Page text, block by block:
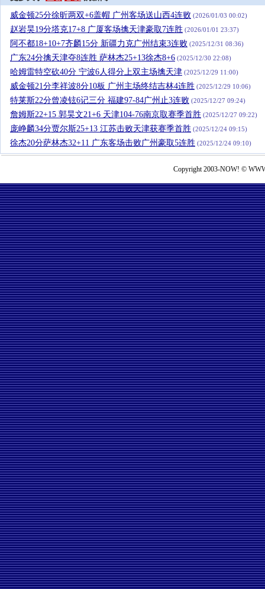
威金顿25分徐昕两双+6盖帽 广州客场送山西4连败 (2026/01/03 00:02)
赵岩昊19分塔克17+8 广厦客场擒天津豪取7连胜 (2026/01/01 23:37)
阿不都18+10+7齐麟15分 新疆力克广州结束3连败 (2025/12/31 08:36)
广东24分擒天津夺8连胜 萨林杰25+13徐杰8+6 (2025/12/30 22:08)
哈姆雷特空砍40分 宁波6人得分上双主场擒天津 (2025/12/29 11:00)
威金顿21分李祥波8分10板 广州主场终结吉林4连胜 (2025/12/29 10:06)
特莱斯22分曾凌铉6记三分 福建97-84广州止3连败 (2025/12/27 09:24)
詹姆斯22+15 郭昊文21+6 天津104-76南京取赛季首胜 (2025/12/27 09:22)
庞峥麟34分贾尔斯25+13 江苏击败天津获赛季首胜 (2025/12/24 09:15)
徐杰20分萨林杰32+11 广东客场击败广州豪取5连胜 (2025/12/24 09:10)
Copyright 2003-NOW! ©